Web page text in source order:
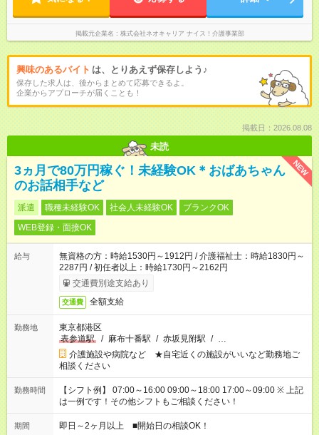
掲載元企業名 株式会社ネオキャリア ナイス！介護事業部
興味のあるバイト は、とりあえず保存しよう♪
保存した求人は、後からまとめて応募できるよ。
企業からアプローチが届くことも！
掲載日：2026.08.08
未読
NEW
3ヵ月で80万円稼ぐ！未経験OK＊おばあちゃん
のお話相手など
派遣 職種未経験OK 社会人未経験OK
ブランクOK
WEB登録・面接OK
給与
無資格の方：時給1530円～1912円 / 介護福祉士：時給1830円～
2287円 / 初任者以上：時給1730円～2162円
交通費別途支給あり
交通費 全額支給
勤務地
東京都港区
表参道駅
/ 麻布十番駅 / 赤坂見附駅 / …
介護施設や病院など ★自宅近くの施設がいいなど勤務地ご
相談ください
勤務時間
【シフト例】 07:00～16:00 09:00～18:00 17:00～09:00 ※ 上記
は一例です！その他シフトもご相談ください！
期間 即日～2ヶ月以上 ■開始日の相談OK！